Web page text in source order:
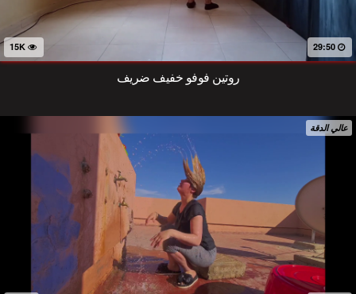
29:50
روتين فوفو خفيف ضريف
عالي الدقة